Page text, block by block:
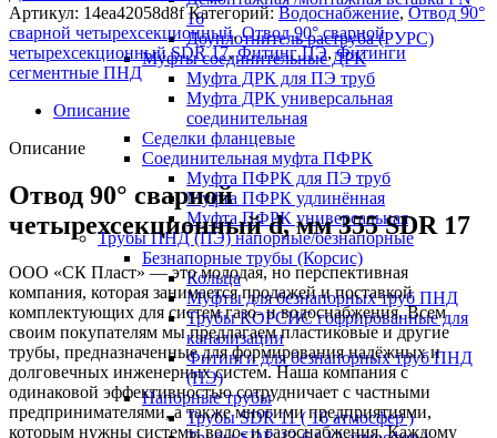
16
Доуплотнитель раструба (РУРС)
Муфты соединительные ДРК
Муфта ДРК для ПЭ труб
Муфта ДРК универсальная
соединительная
Седелки фланцевые
Соединительная муфта ПФРК
Муфта ПФРК для ПЭ труб
Муфта ПФРК удлинённая
Муфта ПФРК универсальная
Трубы ПНД (ПЭ) напорные/безнапорные
Безнапорные трубы (Корсис)
Кольца
Муфты для безнапорных труб ПНД
Трубы КОРСИС гофрированные для
канализации
Фитинги для безнапорных труб ПНД
(ПЭ)
Напорные трубы
Трубы SDR 11 ( 16 атмосфер )
Артикул: 14ea42058d8fКатегорий: Водоснабжение, Отвод 90°
сварной четырехсекционный, Отвод 90° сварной
четырехсекционный SDR 17, Фитинг ПЭ, Фитинги
сегментные ПНД
Описание
Описание
Отвод 90° сварной
четырехсекционный d, мм 355 SDR 17
ООО «СК Пласт» — это молодая, но перспективная
компания, которая занимается продажей и поставкой
комплектующих для систем газо- и водоснабжения. Всем
своим покупателям мы предлагаем пластиковые и другие
трубы, предназначенные для формирования надёжных и
долговечных инженерных систем. Наша компания с
одинаковой эффективностью сотрудничает с частными
предпринимателями, а также многими предприятиями,
которым нужны системы водо- и газоснабжения. Каждому